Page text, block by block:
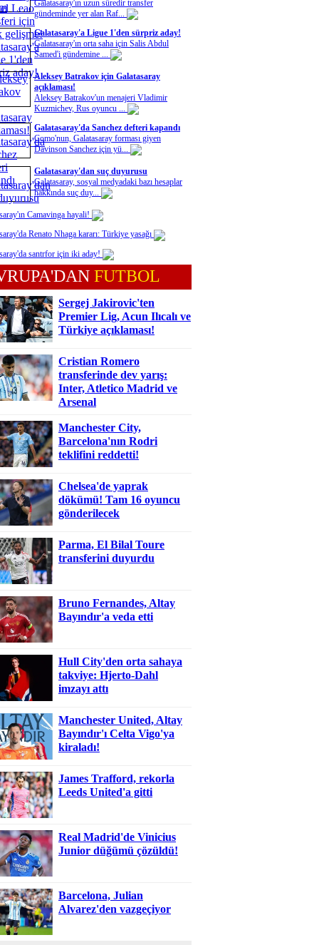
Galatasaray'ın uzun süredir transfer
gündeminde yer alan Raf...
Galatasaray'a Ligue 1'den sürpriz aday!
Galatasaray'ın orta saha için Salis Abdul
Samed'i gündemine ...
Aleksey Batrakov için Galatasaray
açıklaması!
Aleksey Batrakov'un menajeri Vladimir
Kuzmichev, Rus oyuncu ...
Galatasaray'da Sanchez defteri kapandı
Como'nun, Galatasaray forması giyen
Davinson Sanchez için yü...
Galatasaray'dan suç duyurusu
Galatasaray, sosyal medyadaki bazı hesaplar
hakkında suç duy...
Camavinga hayali!
Renato Nhaga kararı: Türkiye yasağı
santrfor için iki aday!
FUTBOL
Sergej Jakirovic'ten
Premier Lig, Acun Ilıcalı ve
Türkiye açıklaması!
Cristian Romero
transferinde dev yarış:
Inter, Atletico Madrid ve
Arsenal
Manchester City,
Barcelona'nın Rodri
teklifini reddetti!
Chelsea'de yaprak
dökümü! Tam 16 oyuncu
gönderilecek
Parma, El Bilal Toure
transferini duyurdu
Bruno Fernandes, Altay
Bayındır'a veda etti
Hull City'den orta sahaya
takviye: Hjerto-Dahl
imzayı attı
Manchester United, Altay
Bayındır'ı Celta Vigo'ya
kiraladı!
James Trafford, rekorla
Leeds United'a gitti
Real Madrid'de Vinicius
Junior düğümü çözüldü!
Barcelona, Julian
Alvarez'den vazgeçiyor